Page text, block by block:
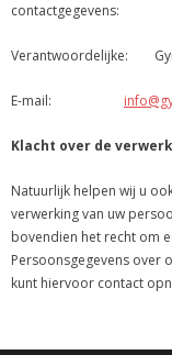
contactgegevens:
Verantwoordelijke:
E-mail:
Klacht over de
Natuurlijk helpen wij u
verwerking van uw
bovendien het recht om
Persoonsgegevens over
kunt hiervoor contact